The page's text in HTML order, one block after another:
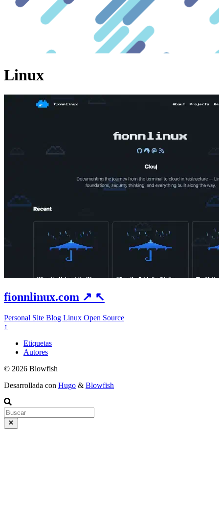
Linux
fionnlinux.com ↗ ↖
Personal Site Blog Linux Open Source
↑
Etiquetas
Autores
© 2026 Blowfish
Desarrollada con Hugo & Blowfish